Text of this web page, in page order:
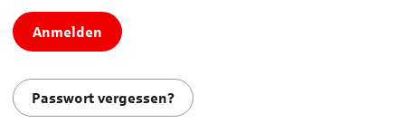
Anmelden
Passwort vergessen?